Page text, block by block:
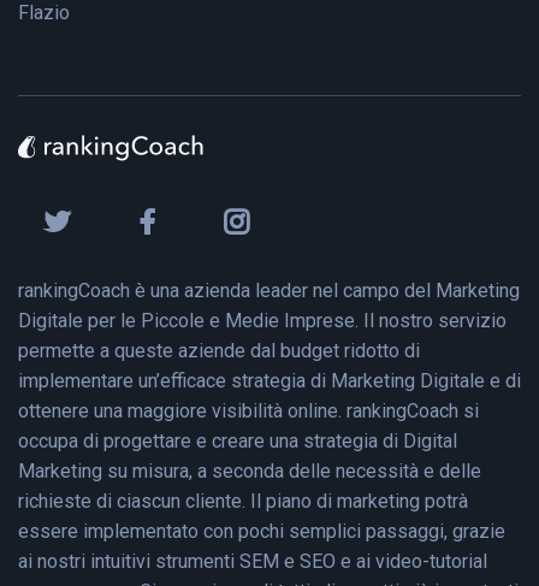
Flazio
rankingCoach è una azienda leader nel campo del Marketing
Digitale per le Piccole e Medie Imprese. Il nostro servizio
permette a queste aziende dal budget ridotto di
implementare un’efficace strategia di Marketing Digitale e di
ottenere una maggiore visibilità online. rankingCoach si
occupa di progettare e creare una strategia di Digital
Marketing su misura, a seconda delle necessità e delle
richieste di ciascun cliente. Il piano di marketing potrà
essere implementato con pochi semplici passaggi, grazie
ai nostri intuitivi strumenti SEM e SEO e ai video-tutorial